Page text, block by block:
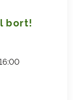
bort!
I EN NY